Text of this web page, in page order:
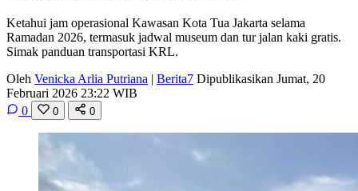
Ketahui jam operasional Kawasan Kota Tua Jakarta selama
Ramadan 2026, termasuk jadwal museum dan tur jalan kaki gratis.
Simak panduan transportasi KRL.
Oleh Venicka Arlia Putriana | Berita7 Dipublikasikan Jumat, 20
Februari 2026 23:22 WIB
0
0 0